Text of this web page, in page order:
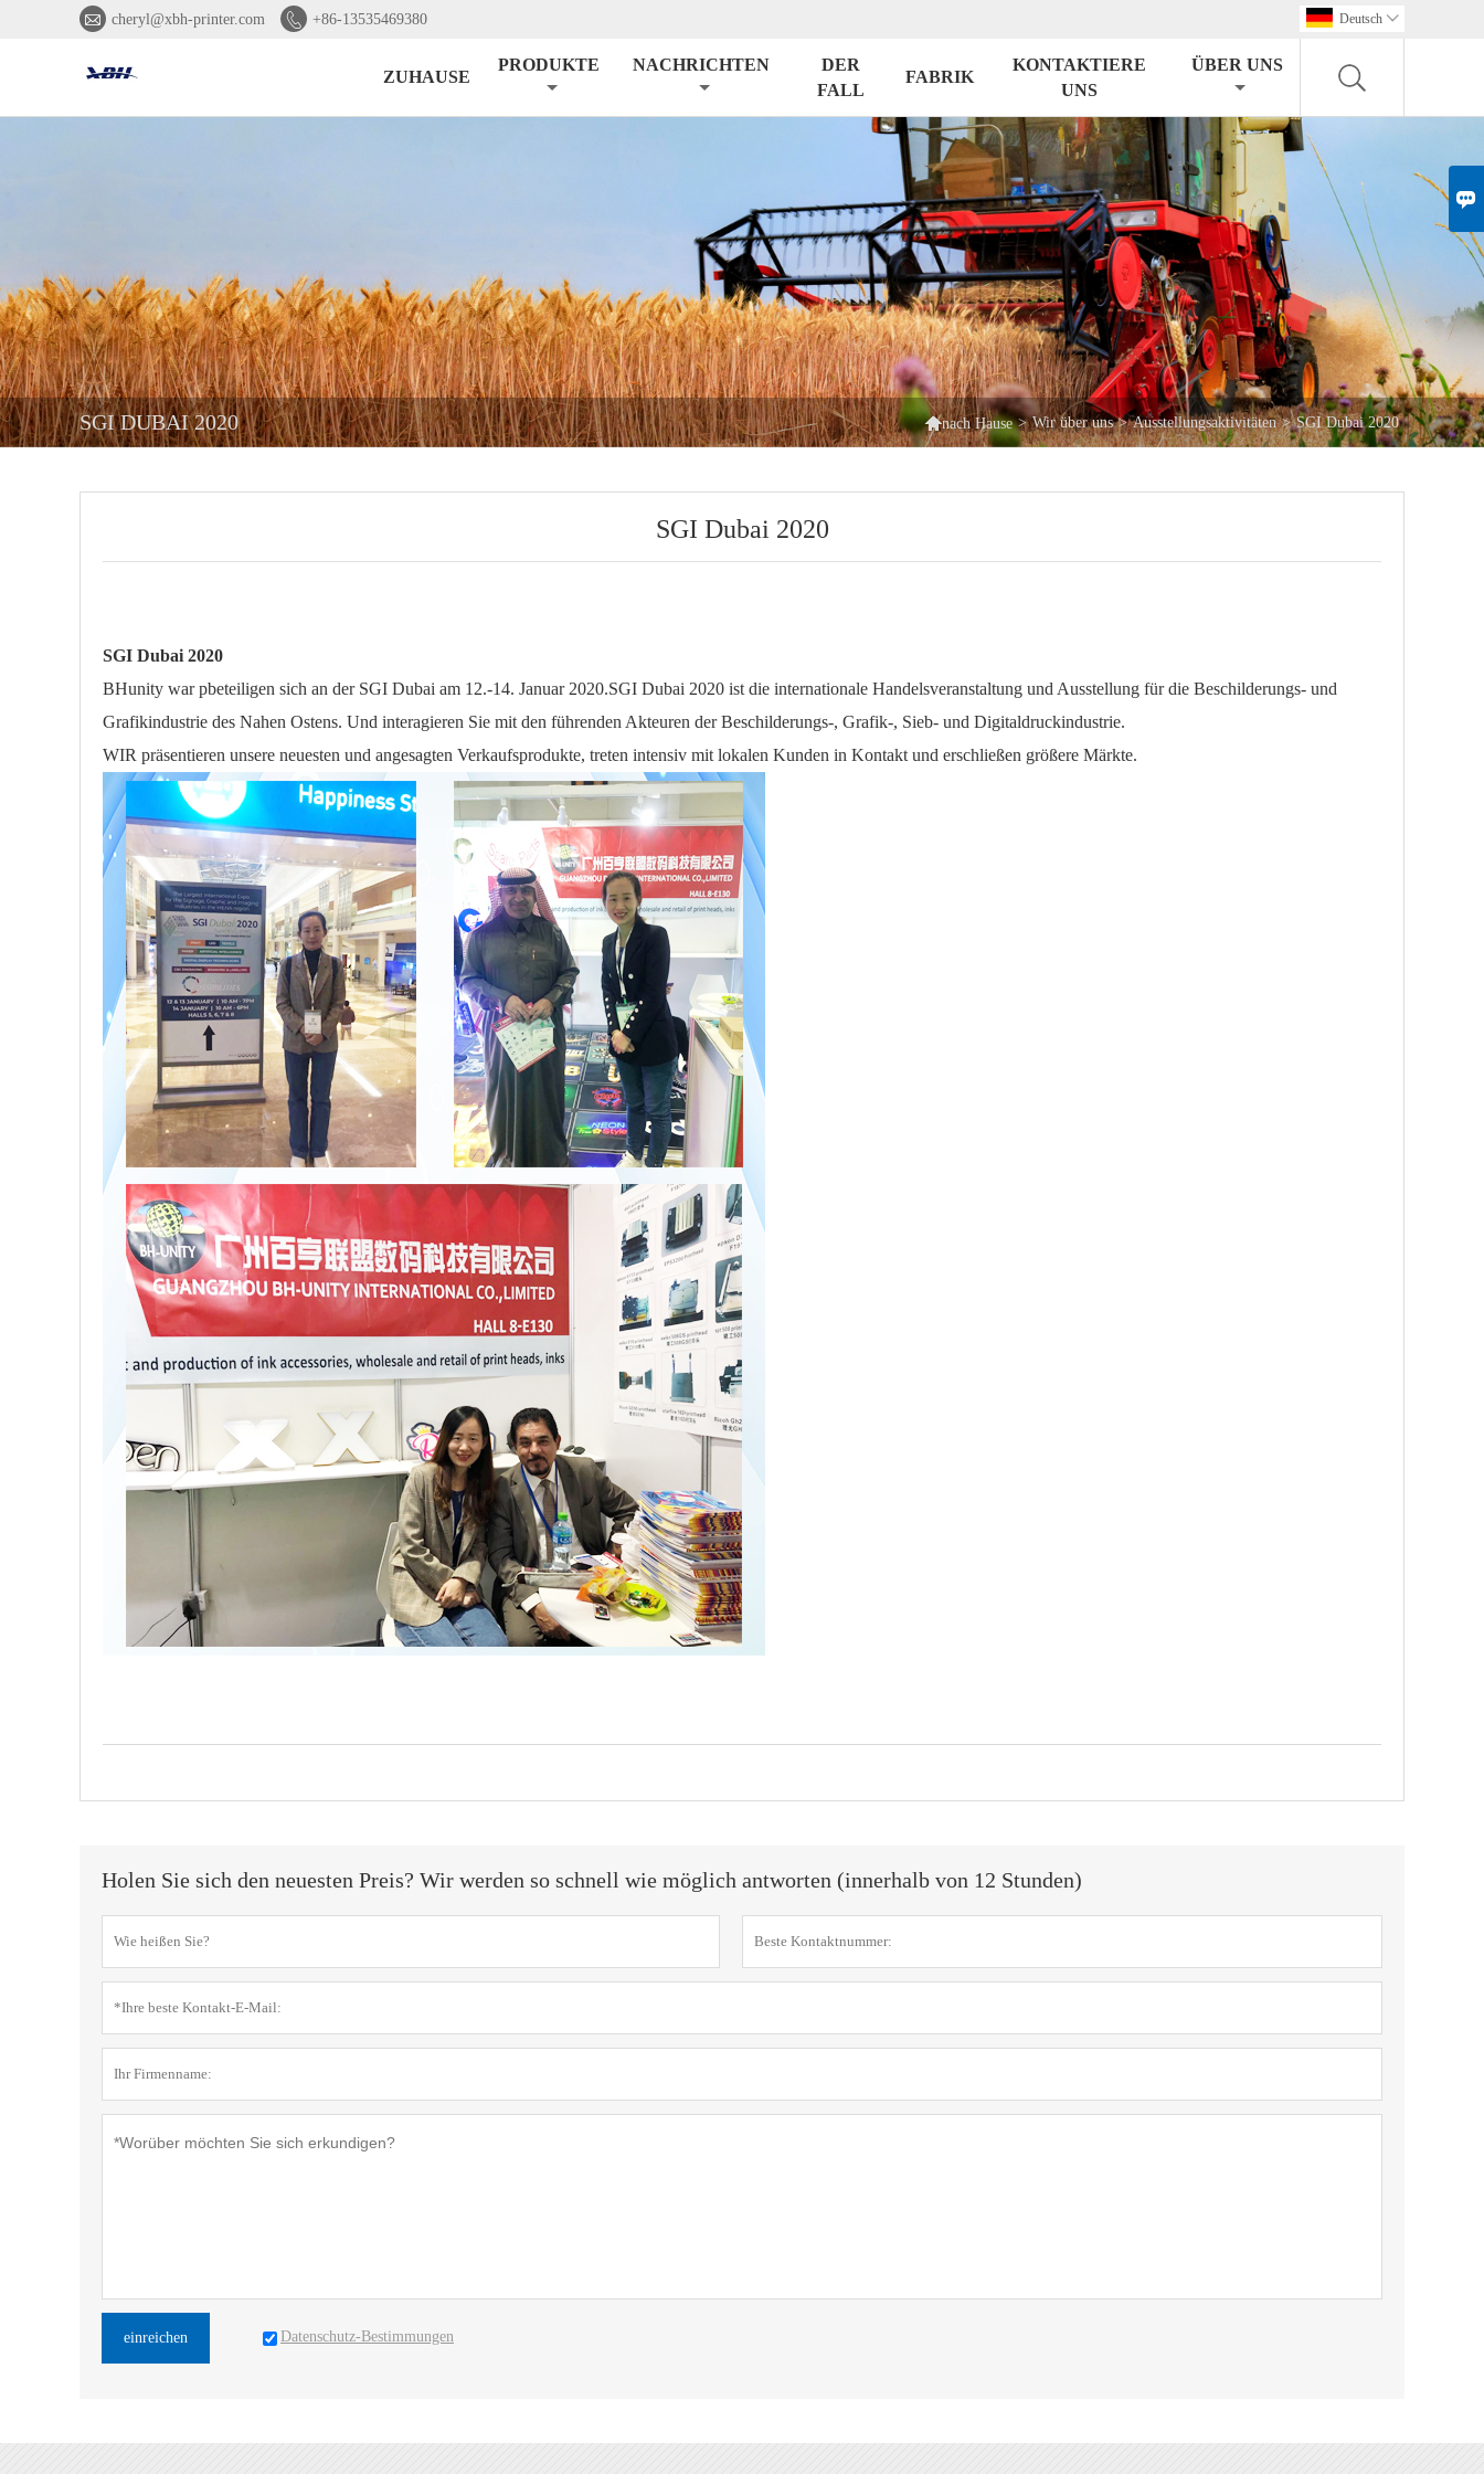

 cheryl@xbh-printer.com  +86-13535469380 Deutsch 
ZUHAUSE
PRODUKTE NACHRICHTEN
DER
FALL
FABRIK
KONTAKTIERE
UNS
ÜBER UNS
SGI DUBAI 2020 nach Hause > Wir über uns > Ausstellungsaktivitäten > SGI Dubai 2020
SGI Dubai 2020
SGI Dubai 2020
BHunity war pbeteiligen sich an der SGI Dubai am 12.-14. Januar 2020.SGI Dubai 2020 ist die internationale Handelsveranstaltung und Ausstellung für die Beschilderungs- und
Grafikindustrie des Nahen Ostens. Und interagieren Sie mit den führenden Akteuren der Beschilderungs-, Grafik-, Sieb- und Digitaldruckindustrie.
WIR präsentieren unsere neuesten und angesagten Verkaufsprodukte, treten intensiv mit lokalen Kunden in Kontakt und erschließen größere Märkte.
Holen Sie sich den neuesten Preis? Wir werden so schnell wie möglich antworten (innerhalb von 12 Stunden)
einreichen Datenschutz-Bestimmungen